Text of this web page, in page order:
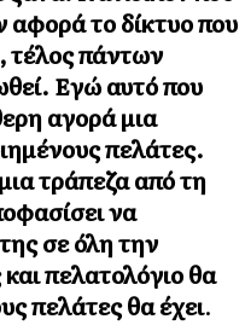
το δίκτυο που
τέλος πάντων
Εγώ αυτό που
αγορά μια
πελάτες.
τράπεζα από τη
να
σε όλη την
πελατολόγιο θα
πελάτες θα έχει.